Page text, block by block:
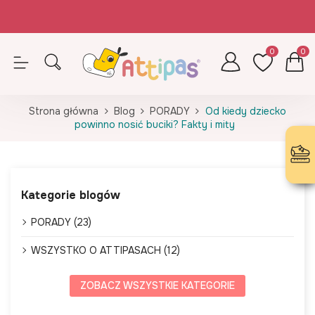
0 0
Strona główna Blog PORADY
Od kiedy dziecko
powinno nosić buciki? Fakty i mity
Kategorie blogów
PORADY (23)
WSZYSTKO O ATTIPASACH (12)
ZOBACZ WSZYSTKIE KATEGORIE